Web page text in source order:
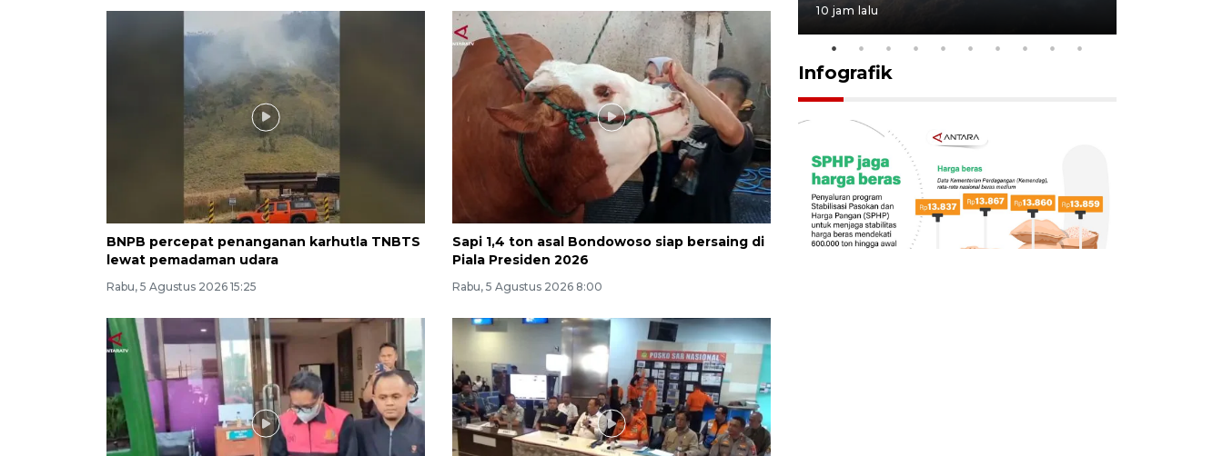
BNPB percepat penanganan karhutla TNBTS
lewat pemadaman udara
Rabu, 5 Agustus 2026 15:25
Sapi 1,4 ton asal Bondowoso siap bersaing di
Piala Presiden 2026
Rabu, 5 Agustus 2026 8:00
6 Agustus 2026 18:23 10 jam lalu
Infografik